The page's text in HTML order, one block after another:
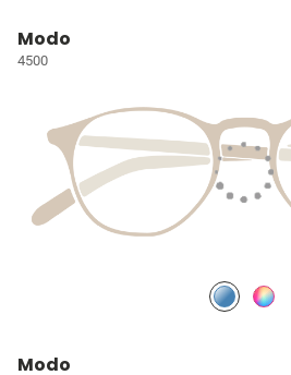
Modo
4500
Modo